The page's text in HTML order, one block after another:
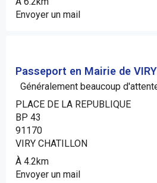
Envoyer un mail
Passeport en Mairie de
Généralement beaucoup
PLACE DE LA REPUBLIQUE
BP 43
91170
VIRY CHATILLON
À 4.2km
Envoyer un mail